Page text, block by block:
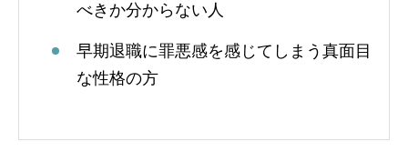
べきか分からない人
早期退職に罪悪感を感じてしまう真面目
な性格の方